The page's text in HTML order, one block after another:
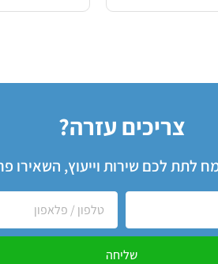
צריכים עזרה?
לתת לכם שירות וייעוץ,
שליחה